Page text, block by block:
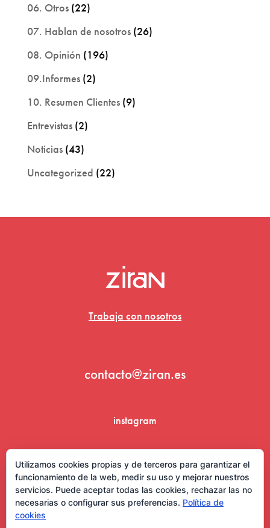
06. Otros(22)
07. Hablan de nosotros(26)
08. Opinión (196)
09.Informes(2)
10. Resumen Clientes(9)
Entrevistas(2)
Noticias(43)
Uncategorized (22)
Trabaja con nosotros
contacto@ziran.es
instagram
Utilizamos cookies propias y de terceros para garantizar el
funcionamiento de la web, medir su uso y mejorar nuestros
servicios. Puede aceptar todas las cookies, rechazar las no
necesarias o configurar sus preferencias. Política de
cookies